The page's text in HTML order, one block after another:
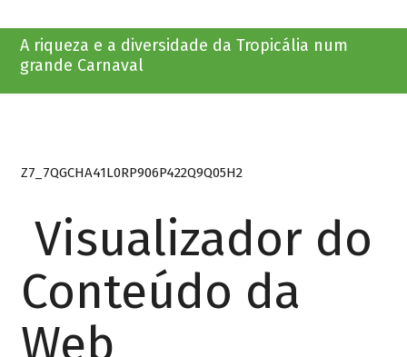
A riqueza e a diversidade da Tropicália num
grande Carnaval
Z7_7QGCHA41L0RP906P422Q9Q05H2
Visualizador do
Conteúdo da
Web